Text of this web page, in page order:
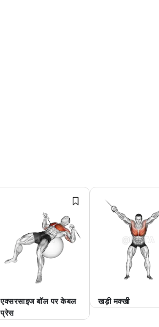
एक्सरसाइज बॉल पर केबल
प्रेस
खड़ी मक्खी